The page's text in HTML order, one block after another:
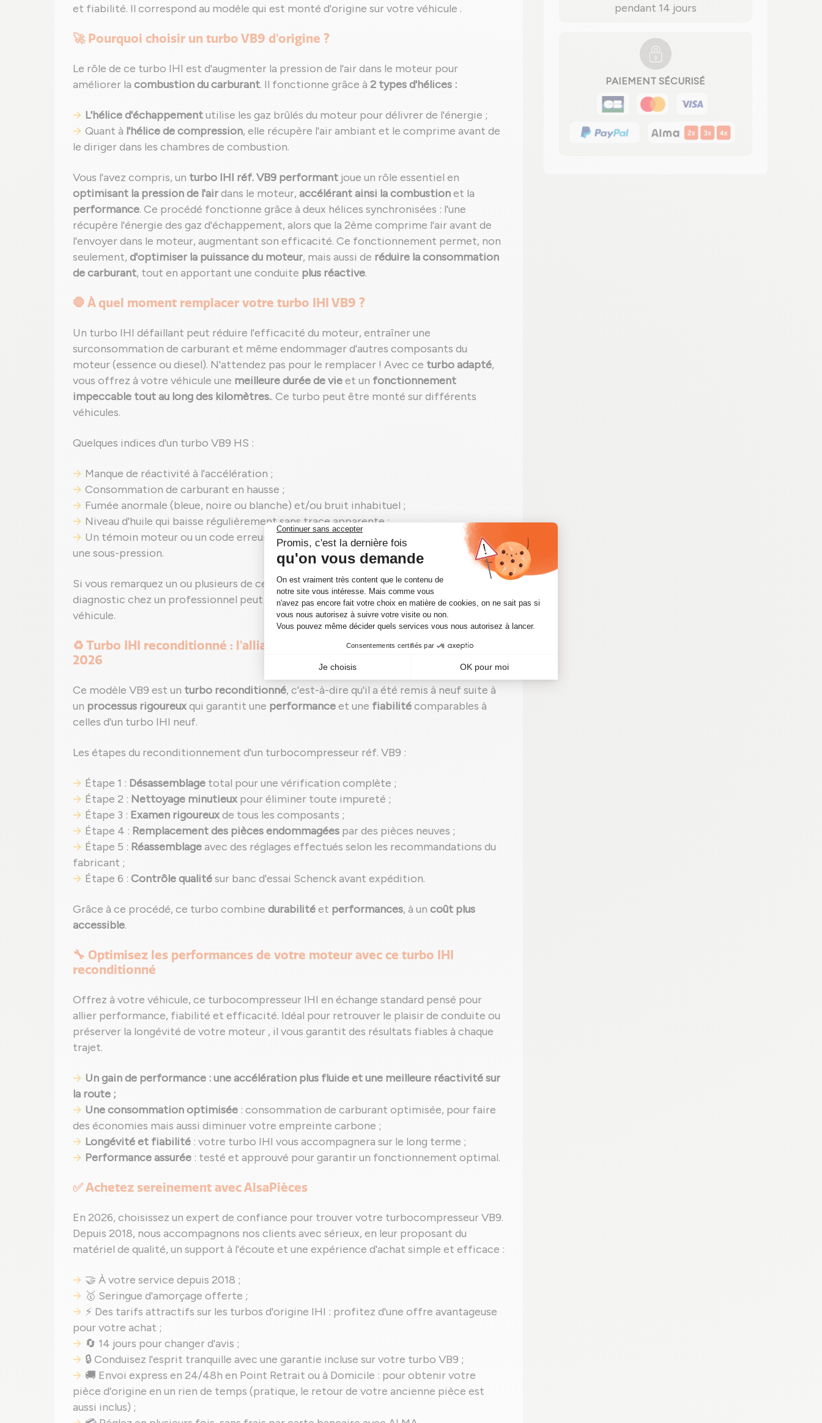
et fiabilité. Il correspond au modèle qui est monté d'origine sur votre véhicule .
🚀 Pourquoi choisir un turbo VB9 d'origine ?
Le rôle de ce turbo IHI est d'augmenter la pression de l'air dans le moteur pour
améliorer la combustion du carburant. Il fonctionne grâce à 2 types d'hélices :
L'hélice d'échappementutilise les gaz brûlés du moteur pour délivrer de l'énergie ;
Quant à l'hélice de compression, elle récupère l'air ambiant et le comprime avant de
le diriger dans les chambres de combustion.
Vous l'avez compris, un turbo IHI réf. VB9 performant joue un rôle essentiel en
optimisant la pression de l'airdans le moteur, accélérant ainsi la combustionet la
performance. Ce procédé fonctionne grâce à deux hélices synchronisées : l'une
récupère l'énergie des gaz d'échappement, alors que la 2ème comprime l'air avant de
l'envoyer dans le moteur, augmentant son efficacité. Ce fonctionnement permet, non
seulement, d'optimiser la puissance du moteur, mais aussi de réduire la consommation
de carburant, tout en apportant une conduite plus réactive.
🛑 À quel moment remplacer votre turbo IHI VB9 ?
Un turbo IHI défaillant peut réduire l'efficacité du moteur, entraîner une
surconsommation de carburant et même endommager d'autres composants du
moteur (essence ou diesel). N'attendez pas pour le remplacer ! Avec ce turbo adapté,
vous offrez à votre véhicule une meilleure durée de vieet un fonctionnement
impeccable tout au long des kilomètres.. Ce turbo peut être monté sur différents
véhicules.
Quelques indices d'un turbo VB9 HS :
Manque de réactivité à l'accélération ;
Consommation de carburant en hausse ;
Fumée anormale (bleue, noire ou blanche) et/ou bruit inhabituel ;
Niveau d'huile qui baisse régulièrement sans trace apparente ;
Un témoin moteur ou un code erreur peut apparaître, comme le code P0299 pour
une sous-pression.
Si vous remarquez un ou plusieurs de ces signes, il est temps d'agir ! Un simple
diagnostic chez un professionnel peut éviter des réparations coûteuses sur votre
véhicule.
♻️ Turbo IHI reconditionné : l'alliance entre économies et efficacité en
2026
Ce modèle VB9 est un turbo reconditionné, c'est-à-dire qu'il a été remis à neuf suite à
un processus rigoureuxqui garantit une performanceet une fiabilitécomparables à
celles d'un turbo IHI neuf.
Les étapes du reconditionnement d'un turbocompresseur réf. VB9 :
Étape 1 : Désassemblage total pour une vérification complète ;
Étape 2 : Nettoyage minutieux pour éliminer toute impureté ;
Étape 3 : Examen rigoureuxde tous les composants ;
Étape 4 : Remplacement des pièces endommagées par des pièces neuves ;
Étape 5 : Réassemblageavec des réglages effectués selon les recommandations du
fabricant ;
Étape 6 : Contrôle qualitésur banc d'essai Schenck avant expédition.
Grâce à ce procédé, ce turbo combine durabilitéet performances, à un coût plus
accessible.
🔧 Optimisez les performances de votre moteur avec ce turbo IHI
reconditionné
Offrez à votre véhicule, ce turbocompresseur IHI en échange standard pensé pour
allier performance, fiabilité et efficacité. Idéal pour retrouver le plaisir de conduite ou
préserver la longévité de votre moteur , il vous garantit des résultats fiables à chaque
trajet.
Un gain de performance : une accélération plus fluide et une meilleure réactivité sur
la route ;
Une consommation optimisée : consommation de carburant optimisée, pour faire
des économies mais aussi diminuer votre empreinte carbone ;
Longévité et fiabilité : votre turbo IHI vous accompagnera sur le long terme ;
Performance assurée : testé et approuvé pour garantir un fonctionnement optimal.
✅ Achetez sereinement avec AlsaPièces
En 2026, choisissez un expert de confiance pour trouver votre turbocompresseur VB9.
Depuis 2018, nous accompagnons nos clients avec sérieux, en leur proposant du
matériel de qualité, un support à l'écoute et une expérience d'achat simple et efficace :
🤝 À votre service depuis 2018 ;
🥇 Seringue d'amorçage offerte ;
⚡ Des tarifs attractifs sur les turbos d'origine IHI : profitez d'une offre avantageuse
pour votre achat ;
🔄 14 jours pour changer d'avis ;
🔒 Conduisez l'esprit tranquille avec une garantie incluse sur votre turbo VB9 ;
🚚 Envoi express en 24/48h en Point Retrait ou à Domicile : pour obtenir votre
pièce d'origine en un rien de temps (pratique, le retour de votre ancienne pièce est
aussi inclus) ;
pendant 14 jours
PAIEMENT SÉCURISÉ